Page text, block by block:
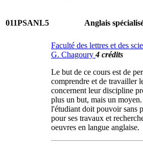
011PSANL5 Anglais
Faculté des lettres et des
G. Chagoury4 crédits
Le but de ce cours est de
comprendre et de travailler
concernent leur discipline
plus un but, mais un
l'étudiant doit pouvoir sans
pour ses travaux et
oeuvres en langue anglaise.